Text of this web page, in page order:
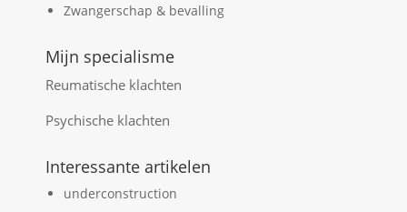
Zwangerschap & bevalling
Mijn specialisme
Reumatische klachten
Psychische klachten
Interessante artikelen
underconstruction